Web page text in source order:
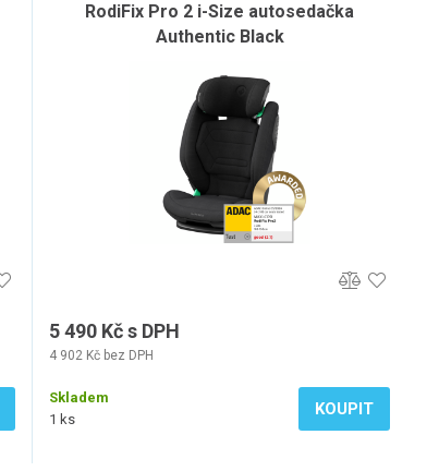
RodiFix Pro 2 i-Size autosedačka
Authentic Black
5 490 Kč s DPH
4 902 Kč bez DPH
Skladem
1 ks
KOUPIT